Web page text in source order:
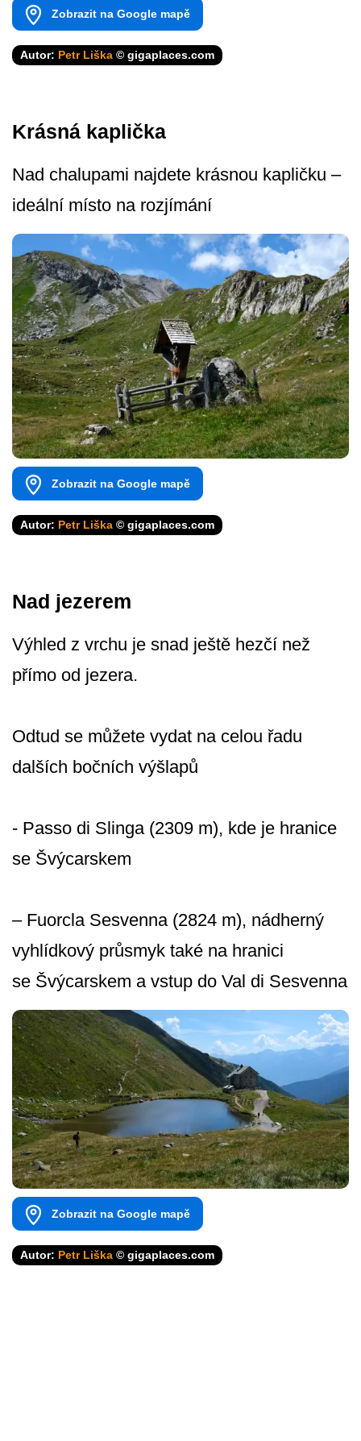
Zobrazit na Google mapě
Autor: Petr Liška © gigaplaces.com
Krásná kaplička
Nad chalupami najdete krásnou kapličku –
ideální místo na rozjímání
Zobrazit na Google mapě
Autor: Petr Liška © gigaplaces.com
Nad jezerem
Výhled z vrchu je snad ještě hezčí než
přímo od jezera.
Odtud se můžete vydat na celou řadu
dalších bočních výšlapů
- Passo di Slinga (2309 m), kde je hranice
se Švýcarskem
– Fuorcla Sesvenna (2824 m), nádherný
vyhlídkový průsmyk také na hranici
se Švýcarskem a vstup do Val di Sesvenna
Zobrazit na Google mapě
Autor: Petr Liška © gigaplaces.com